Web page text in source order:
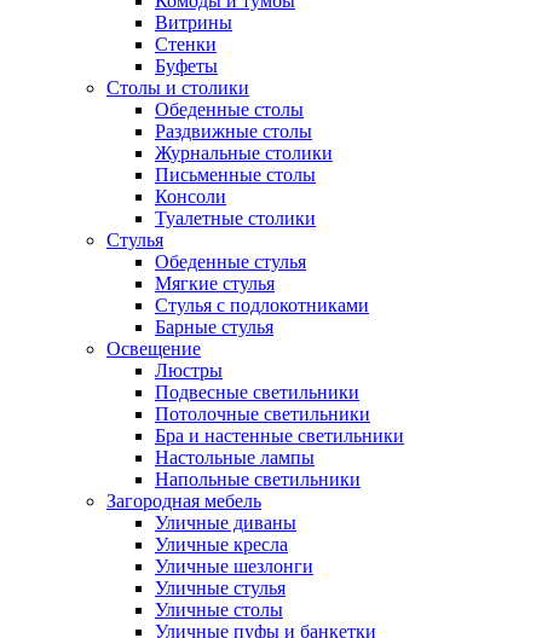
Витрины
Стенки
Буфеты
Столы и столики
Обеденные столы
Раздвижные столы
Журнальные столики
Письменные столы
Консоли
Туалетные столики
Стулья
Обеденные стулья
Мягкие стулья
Стулья с подлокотниками
Барные стулья
Освещение
Люстры
Подвесные светильники
Потолочные светильники
Бра и настенные светильники
Настольные лампы
Напольные светильники
Загородная мебель
Уличные диваны
Уличные кресла
Уличные шезлонги
Уличные стулья
Уличные столы
Уличные пуфы и банкетки